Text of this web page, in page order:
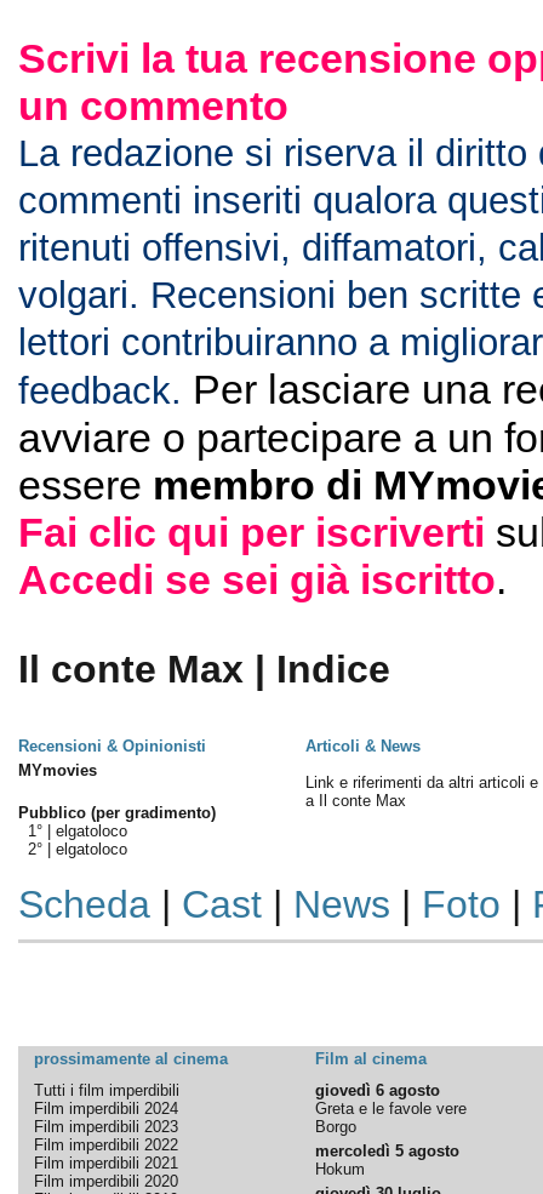
Scrivi la tua recensione
un commento
La redazione si riserva il diritto
commenti inseriti qualora
ritenuti offensivi, diffamatori,
volgari. Recensioni ben scritte
lettori contribuiranno a
feedback. Per lasciare una
avviare o partecipare a un
essere membro di
Fai clic qui per iscriverti
Accedi se sei già iscritto.
Il conte Max | Indice
Recensioni & Opinionisti
Articoli & News
MYmovies
Pubblico (per gradimento)
1° | elgatoloco
2° | elgatoloco
Link e riferimenti da altri articoli e
a Il conte Max
Scheda| Cast| News | Foto |
prossimamente al cinema
Film al cinema
Tutti i film imperdibili
Film imperdibili 2024
Film imperdibili 2023
Film imperdibili 2022
Film imperdibili 2021
Film imperdibili 2020
giovedì 6 agosto
Greta e le favole vere
Borgo
mercoledì 5 agosto
Hokum